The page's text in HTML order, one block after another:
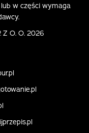
w części wymaga
Z O. O. 2026